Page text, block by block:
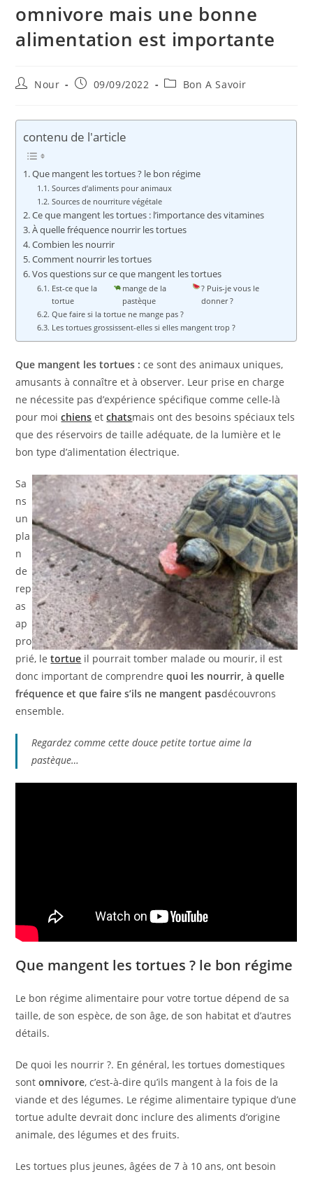
omnivore mais une bonne
alimentation est importante
Auteur/autrice
publication :
Nour
Publication
09/09/2022
PostBon A Savoir
contenu de l'article
Que mangent les tortues ? le bon régime
Sources d’aliments pour animaux
Sources de nourriture végétale
Ce que mangent les tortues : l’importance des vitamines
À quelle fréquence nourrir les tortues
Combien les nourrir
Comment nourrir les tortues
Vos questions sur ce que mangent les tortues
Est-ce que la
tortue
mange de la
pastèque
? Puis-je vous le
donner ?
Que faire si la tortue ne mange pas ?
Les tortues grossissent-elles si elles mangent trop ?
Que mangent les tortues : ce sont des animaux uniques,
amusants à connaître et à observer. Leur prise en charge
ne nécessite pas d’expérience spécifique comme celle-là
pour moichiens etchatsmais ont des besoins spéciaux tels
que des réservoirs de taille adéquate, de la lumière et le
bon type d’alimentation électrique.
Sa
ns
un
pla
n
de
rep
as
ap
pro
prié, letortue il pourrait tomber malade ou mourir, il est
donc important de comprendrequoi les nourrir, à quelle
fréquence et que faire s’ils ne mangent pasdécouvrons
ensemble.
Regardez comme cette douce petite tortue aime la
pastèque…
Que mangent les tortues ? le bon régime
Le bon régime alimentaire pour votre tortue dépend de sa
taille, de son espèce, de son âge, de son habitat et d’autres
détails.
De quoi les nourrir ?. En général, les tortues domestiques
sontomnivore, c’est-à-dire qu’ils mangent à la fois de la
viande et des légumes. Le régime alimentaire typique d’une
tortue adulte devrait donc inclure des aliments d’origine
animale, des légumes et des fruits.
Les tortues plus jeunes, âgées de 7 à 10 ans, ont besoin